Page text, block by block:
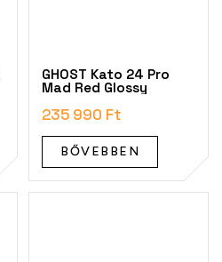
GHOST Kato 24 Pro
Mad Red Glossy
235 990 Ft
BŐVEBBEN